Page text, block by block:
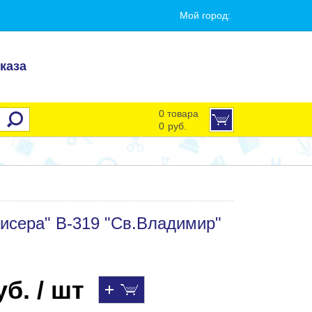
Мой город:
0 товара
0 руб.
В-319 "Св.Владимир"
/ шт